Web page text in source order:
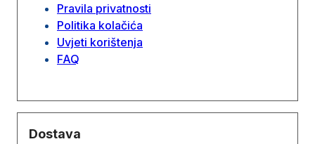
Pravila privatnosti
Politika kolačića
Uvjeti korištenja
FAQ
Dostava